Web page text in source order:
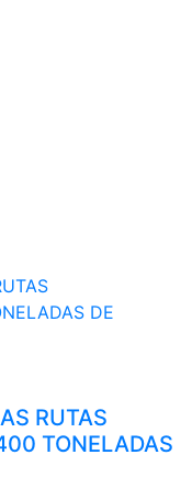
RUTAS
TONELADAS